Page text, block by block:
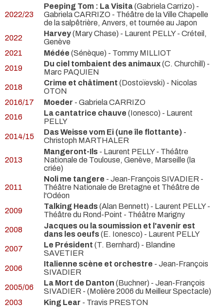
2022/23
Peeping Tom : La Visita(Gabriela Carrizo) -
Gabriela CARRIZO - Théâtre de la Ville Chapelle
de la salpêtrière, Anvers, et tournée au Japon
2022
Harvey(Mary Chase) - Laurent PELLY- Créteil,
Genève
2021
Médée (Sénèque) - Tommy MILLIOT
2019
Du ciel tombaient des animaux(C. Churchill) -
Marc PAQUIEN
2018
Crime et châtiment (Dostoïevski) - Nicolas
OTON
2016/17
Moeder - Gabriela CARRIZO
2016
La cantatrice chauve (Ionesco) - Laurent
PELLY
2014/15
Das Weisse vom Ei (une île flottante) -
Christoph MARTHALER
2013
Mangeront-Ils - Laurent PELLY- Théâtre
Nationale de Toulouse, Genève, Marseille (la
criée)
2011
Noli me tangere - Jean-François SIVADIER -
Théâtre Nationale de Bretagne et Théâtre de
l'Odéon
2009
Talking Heads(Alan Bennett) - Laurent PELLY-
Théâtre du Rond-Point - Théâtre Marigny
2008
Jacques ou la soumission et l'avenir est
dans les oeufs(E. Ionesco) - Laurent PELLY
2007
Le Président (T. Bernhard) - Blandine
SAVETIER
2006
Italienne scène et orchestre - Jean-François
SIVADIER
2005/06
La Mort de Danton (Buchner) - Jean-François
SIVADIER - (Molière 2006 du Meilleur Spectacle)
2003
King Lear - Travis PRESTON